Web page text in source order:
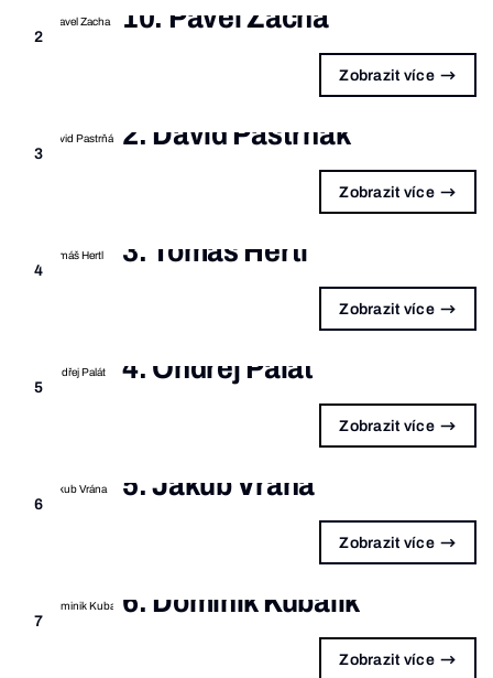
2
10. Pavel Zacha
Zobrazit více
3
2. David Pastrňák
Zobrazit více
4
3. Tomáš Hertl
Zobrazit více
5
4. Ondřej Palát
Zobrazit více
6
5. Jakub Vrána
Zobrazit více
7
6. Dominik Kubalík
Zobrazit více